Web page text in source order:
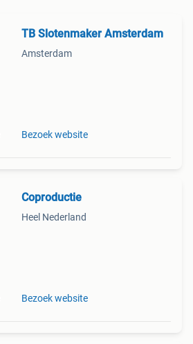
TB Slotenmaker Amsterdam
Amsterdam
Bezoek website
Coproductie
Heel Nederland
Bezoek website